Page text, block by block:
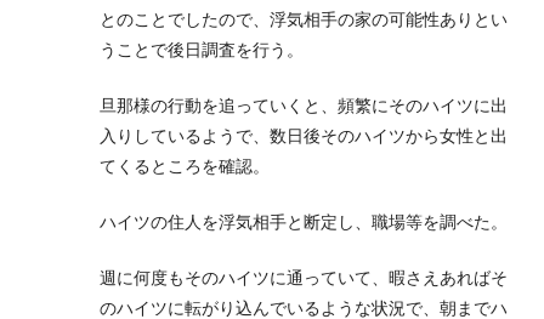
とのことでしたので、浮気相手の家の可能性ありとい
うことで後日調査を行う。
旦那様の行動を追っていくと、頻繁にそのハイツに出
入りしているようで、数日後そのハイツから女性と出
てくるところを確認。
ハイツの住人を浮気相手と断定し、職場等を調べた。
週に何度もそのハイツに通っていて、暇さえあればそ
のハイツに転がり込んでいるような状況で、朝までハ